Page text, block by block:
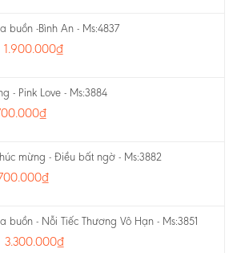
buồn -Bình An - Ms:4837
1.900.000₫
- Pink Love - Ms:3884
₫
mừng - Điều bất ngờ - Ms:3882
₫
buồn - Nỗi Tiếc Thương Vô Hạn - Ms:3851
3.300.000₫